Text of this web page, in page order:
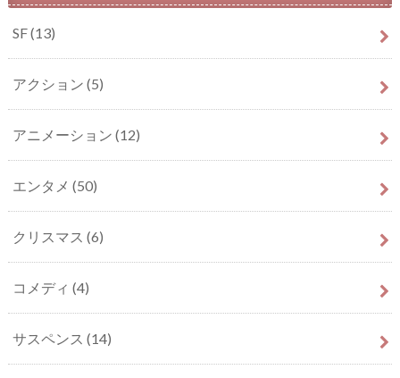
SF(13)
アクション (5)
アニメーション (12)
エンタメ (50)
クリスマス (6)
コメディ (4)
サスペンス (14)